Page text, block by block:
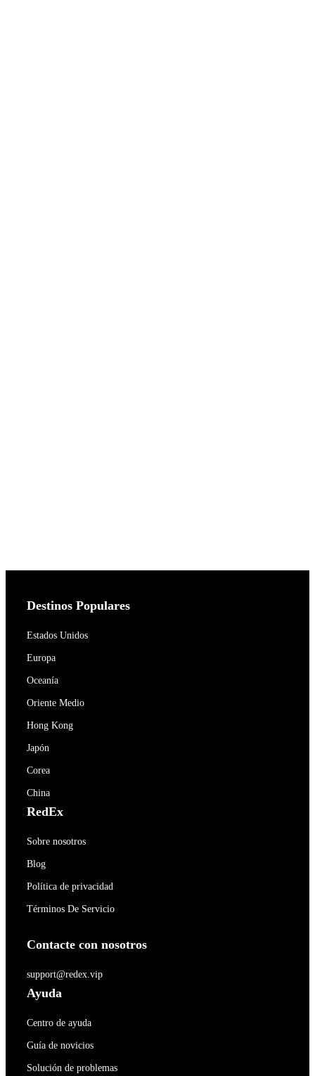
Destinos Populares
Estados Unidos
Europa
Oceanía
Oriente Medio
Hong Kong
Japón
Corea
China
RedEx
Sobre nosotros
Blog
Política de privacidad
Términos De Servicio
Contacte con nosotros
support@redex.vip
Ayuda
Centro de ayuda
Guía de novicios
Solución de problemas